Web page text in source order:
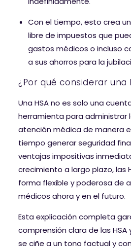
Con el tiempo, esto crea
libre de impuestos que
gastos médicos o incluso
a sus ahorros para la
¿Por qué considerar una
Una HSA no es solo una
herramienta para administrar
atención médica de manera
tiempo generar seguridad
ventajas impositivas
crecimiento a largo plazo, las
forma flexible y poderosa de
médicos ahora y en el futuro.
Esta explicación completa
comprensión clara de las
se ciñe a un tono factual y